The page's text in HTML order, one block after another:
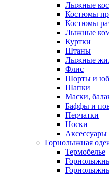
Лыжные
Костюмы
Костюмы
Лыжные
Куртки
Штаны
Лыжные
Флис
Шорты и
Шапки
Маски,
Баффы и
Перчатки
Носки
Горнолыжная
Термобелье